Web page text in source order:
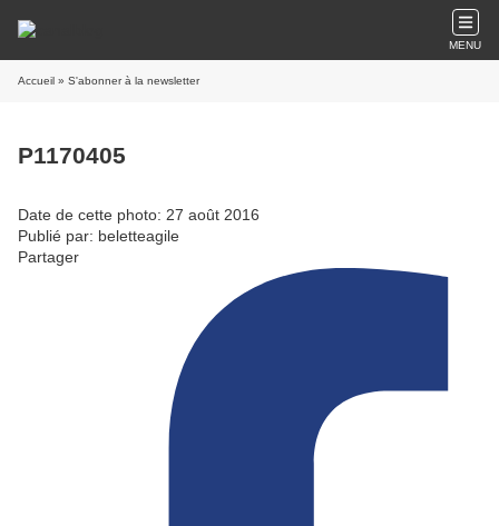
MENU
Accueil » S'abonner à la newsletter
P1170405
Date de cette photo: 27 août 2016
Publié par: beletteagile
Partager